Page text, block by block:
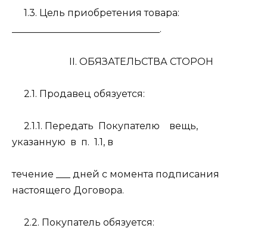
1.3. Цель приобретения товара:
_______________________________.
II. ОБЯЗАТЕЛЬСТВА СТОРОН
2.1. Продавец обязуется:
2.1.1. Передать Покупателю
вещь,
указанную в п. 1.1, в
течение ___ дней с момента подписания
настоящего Договора.
2.2. Покупатель обязуется: